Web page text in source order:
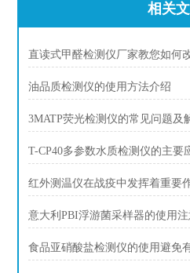
相关
直读式甲醛检测仪厂家教您如何
油品质检测仪的使用方法介绍
3MATP荧光检测仪的常见问题及
T-CP40多参数水质检测仪的主要
红外测温仪在战疫中发挥着重要
意大利PBI浮游菌采样器的使用
食品亚硝酸盐检测仪的使用避免